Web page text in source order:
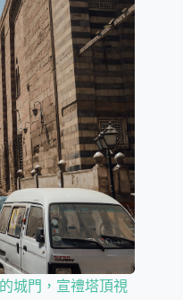
城門，宣禮塔頂視